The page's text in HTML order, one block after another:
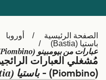
België (NL)
Belgique (FR)
Deutschland
Norge
الصفحة الرئيسية أوروبا
باستيا (Bastia)
عبارات من بيومبينو (Piombino) الي باستيا (Bastia)
مُشغلي العبارات
(Piombino) -
باستيا (Bastia)